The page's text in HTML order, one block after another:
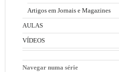
Artigos em Jornais e Magazines
AULAS
VÍDEOS
Navegar numa série